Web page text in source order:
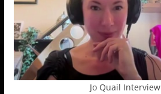
Jo Quail Interview